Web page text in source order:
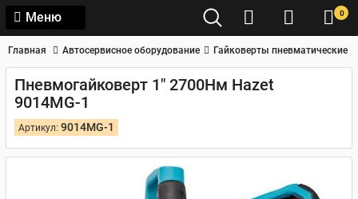
Меню 0
Главная Автосервисное оборудование Гайковерты пневматические
Пневмогайковерт 1" 2700Нм Hazet
9014MG-1
Артикул: 9014MG-1